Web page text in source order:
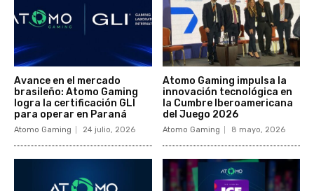
Avance en el mercado
brasileño: Atomo Gaming
logra la certificación GLI
para operar en Paraná
Atomo Gaming 24 julio, 2026
Atomo Gaming impulsa la
innovación tecnológica en
la Cumbre Iberoamericana
del Juego 2026
Atomo Gaming 8 mayo, 2026